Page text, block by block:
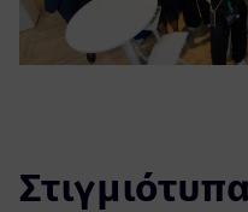
Στιγμιότυπα